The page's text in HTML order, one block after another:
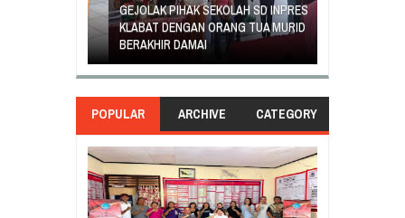
GEJOLAK PIHAK SEKOLAH SD INPRES
KLABAT DENGAN ORANG TUA MURID
BERAKHIR DAMAI
POPULAR ARCHIVE CATEGORY